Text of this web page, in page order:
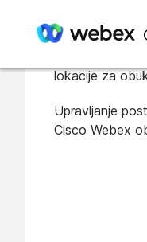
U ovom članku
lokacije za
Upravljanje
Cisco Webex